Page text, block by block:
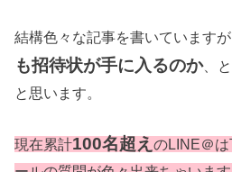
結構色々な記事を書いていますが
も招待状が手に入るのか、
と思います。
現在累計100名超えのLINE＠